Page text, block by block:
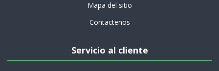
Mapa del sitio
Contactenos
Servicio al cliente